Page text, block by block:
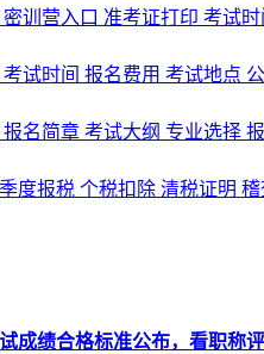
密训营入口 准考证打印 考试时
考试时间 报名费用 考试地点
报名简章 考试大纲 专业选择
度报税 个税扣除 清税证明 稽
成绩合格标准公布，看职称